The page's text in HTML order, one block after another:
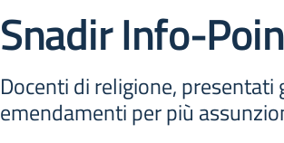
Snadir Info-
Docenti di religione, presentati
emendamenti per più